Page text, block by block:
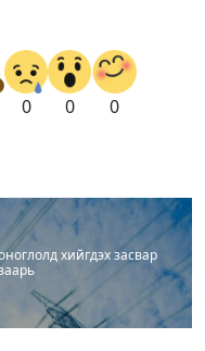
0 0 0
хийгдэх засвар